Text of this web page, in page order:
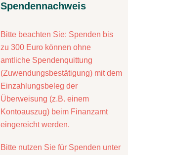
Spendennachweis
Bitte beachten Sie: Spenden bis
zu 300 Euro können ohne
amtliche Spendenquittung
(Zuwendungsbestätigung) mit dem
Einzahlungsbeleg der
Überweisung (z.B. einem
Kontoauszug) beim Finanzamt
eingereicht werden.
Bitte nutzen Sie für Spenden unter